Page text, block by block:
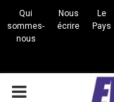
Qui
sommes-
nous
Nous
écrire
Le
Pays
PRIMARY